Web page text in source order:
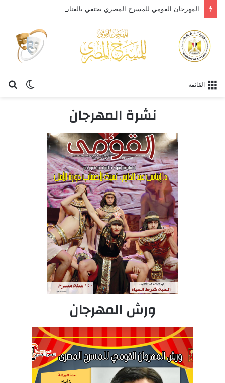
القائمة
نشرة المهرجان
ورش المهرجان